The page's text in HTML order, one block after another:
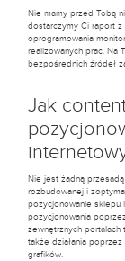
Nie mamy przed Tobą
dostarczymy Ci raport
oprogramowania
realizowanych prac. Na
bezpośrednich źródeł
Jak
Nie jest żadną
rozbudowanej i
pozycjonowanie sklepu
pozycjonowania
zewnętrznych portalach
także działania
grafików.